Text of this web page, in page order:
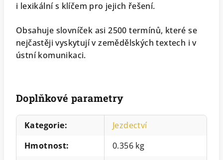
i lexikální s klíčem pro jejich řešení.
Obsahuje slovníček asi 2500 termínů, které se
nejčastěji vyskytují v zemědělských textech i v
ústní komunikaci.
Doplňkové parametry
Kategorie:
Jezdectví
Hmotnost:
0.356 kg